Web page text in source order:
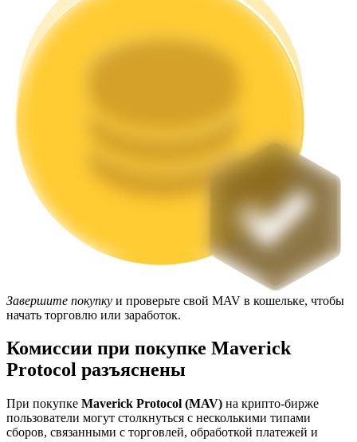
Launchpool
Гибкая ставка для заработка популярных токенов
Блокировки BTR
Эксклюзивные инвестиции для владельцев BTR
Кредиты
Сервис заимствований, обеспеченных криптовалютой
Завершите покупку и проверьте свой MAV в кошельке, чтобы
начать торговлю или заработок.
Комиссии при покупке Maverick
Protocol разъяснены
При покупке Maverick Protocol (MAV) на крипто-бирже
пользователи могут столкнуться с несколькими типами
сборов, связанными с торговлей, обработкой платежей и